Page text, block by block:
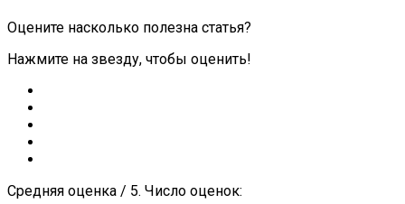
Оцените насколько полезна статья?
Нажмите на звезду, чтобы оценить!
Средняя оценка / 5. Число оценок: